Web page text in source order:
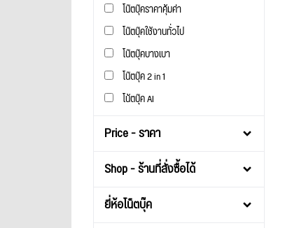
โน๊ตบุ๊คราคาคุ้มค่า
โน๊ตบุ๊คใช้งานทั่วไป
โน๊ตบุ๊คบางเบา
โน๊ตบุ๊ค 2 in 1
โน้ตบุ๊ค AI
Price - ราคา
Shop - ร้านที่สั่งซื้อได้
ยี่ห้อโน็ตบุ๊ค